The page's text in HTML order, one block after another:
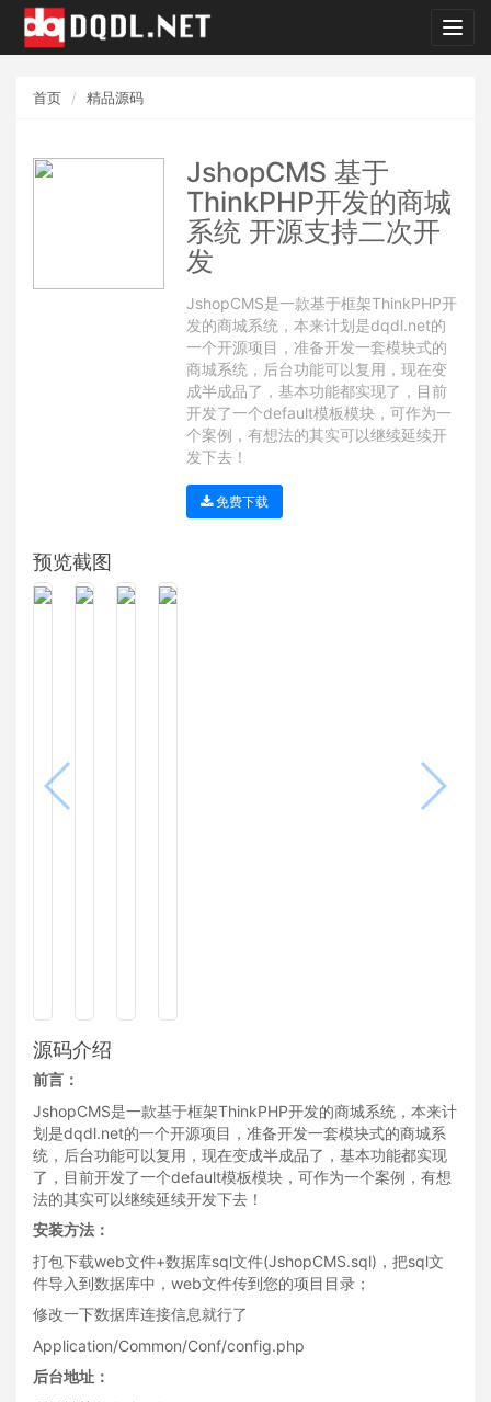
首页 精品源码
JshopCMS 基于
ThinkPHP开发的商城
系统 开源支持二次开
发
JshopCMS是一款基于框架ThinkPHP开
发的商城系统，本来计划是dqdl.net的
一个开源项目，准备开发一套模块式的
商城系统，后台功能可以复用，现在变
成半成品了，基本功能都实现了，目前
开发了一个default模板模块，可作为一
个案例，有想法的其实可以继续延续开
发下去！
免费下载
预览截图
源码介绍
前言：
JshopCMS是一款基于框架ThinkPHP开发的商城系统，本来计
划是dqdl.net的一个开源项目，准备开发一套模块式的商城系
统，后台功能可以复用，现在变成半成品了，基本功能都实现
了，目前开发了一个default模板模块，可作为一个案例，有想
法的其实可以继续延续开发下去！
安装方法：
打包下载web文件+数据库sql文件(JshopCMS.sql)，把sql文
件导入到数据库中，web文件传到您的项目目录；
修改一下数据库连接信息就行了
Application/Common/Conf/config.php
后台地址：